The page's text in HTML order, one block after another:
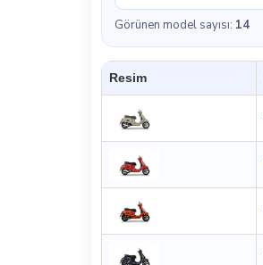
Görünen model sayısı: 14
Resim